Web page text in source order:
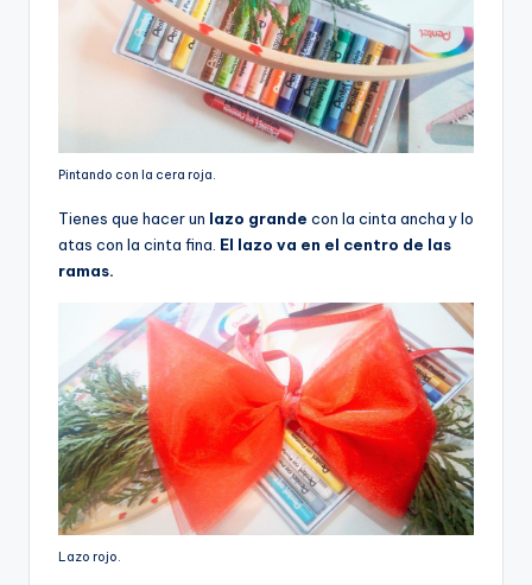
Pintando con la cera roja.
Tienes que hacer un lazo grande con la cinta ancha y lo
atas con la cinta fina. El lazo va en el centro de las
ramas.
Lazo rojo.